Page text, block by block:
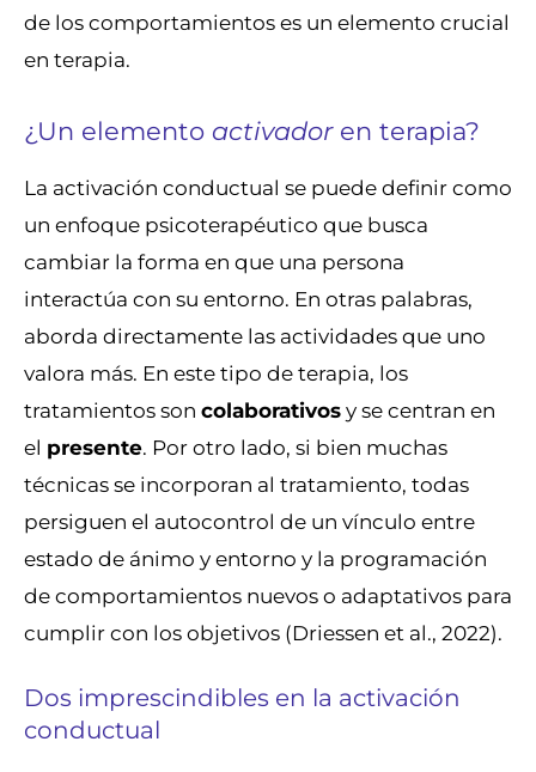
de los comportamientos es un elemento crucial
en terapia.
¿Un elemento activador en terapia?
La activación conductual se puede definir como
un enfoque psicoterapéutico que busca
cambiar la forma en que una persona
interactúa con su entorno. En otras palabras,
aborda directamente las actividades que uno
valora más. En este tipo de terapia, los
tratamientos son colaborativosy se centran en
el presente. Por otro lado, si bien muchas
técnicas se incorporan al tratamiento, todas
persiguen el autocontrol de un vínculo entre
estado de ánimo y entorno y la programación
de comportamientos nuevos o adaptativos para
cumplir con los objetivos (Driessen et al., 2022).
Dos imprescindibles en la activación
conductual